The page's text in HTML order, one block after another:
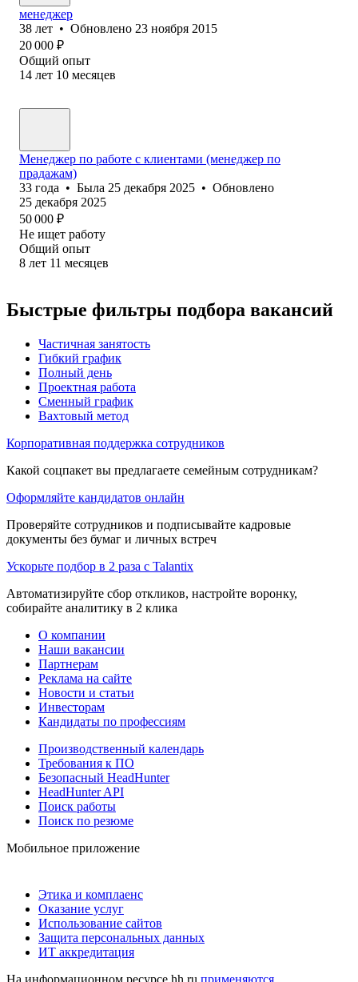
менеджер
38 лет • Обновлено 23 ноября 2015
20 000 ₽
Общий опыт
14 лет 10 месяцев
Менеджер по работе с клиентами (менеджер по
прадажам)
33 года • Была 25 декабря 2025 • Обновлено
25 декабря 2025
50 000 ₽
Не ищет работу
Общий опыт
8 лет 11 месяцев
Быстрые фильтры подбора вакансий
Частичная занятость
Гибкий график
Полный день
Проектная работа
Сменный график
Вахтовый метод
Корпоративная поддержка сотрудников
Какой соцпакет вы предлагаете семейным сотрудникам?
Оформляйте кандидатов онлайн
Проверяйте сотрудников и подписывайте кадровые
документы без бумаг и личных встреч
Ускорьте подбор в 2 раза с Talantix
Автоматизируйте сбор откликов, настройте воронку,
собирайте аналитику в 2 клика
О компании
Наши вакансии
Партнерам
Реклама на сайте
Новости и статьи
Инвесторам
Кандидаты по профессиям
Производственный календарь
Требования к ПО
Безопасный HeadHunter
HeadHunter API
Поиск работы
Поиск по резюме
Мобильное приложение
Этика и комплаенс
Оказание услуг
Использование сайтов
Защита персональных данных
ИТ аккредитация
На информационном ресурсе hh.ru применяются